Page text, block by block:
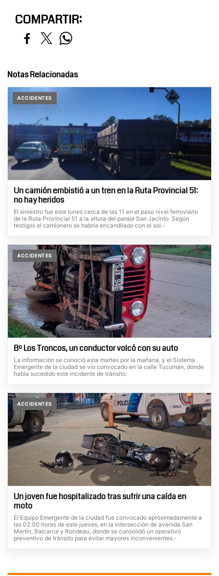
COMPARTIR:
Notas Relacionadas
ACCIDENTES
Un camión embistió a un tren en la Ruta Provincial 51:
no hay heridos
El siniestro fue este lunes cerca de las 11 en el paso nivel ferroviario
de la Ruta Provincial 51 a la altura del paraje San Jacinto. Según
testigos el camionero se habría encandilado con el sol.-
ACCIDENTES
Bº Los Troncos, un conductor volcó con su auto
La información se conoció este martes por la mañana, y el Sistema
Emergente de la ciudad se vio convocado en la calle Tucumán, donde
había sucedido este incidente de tránsito.
ACCIDENTES
Un joven fue hospitalizado tras sufrir una caída en
moto
El Equipo Emergente de la ciudad fue convocado aproximadamente a
las 02.00 horas de este jueves, en la intersección de avenida San
Martín, Balcarce y Rondeau, donde se consolidó un operativo
preventivo de tránsito para evitar mayores inconvenientes.-